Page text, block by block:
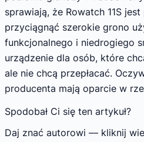
sprawiają, że Rowatch 11S
przyciągnąć szerokie grono
funkcjonalnego i niedrogiego
urządzenie dla osób, które
ale nie chcą przepłacać.
producenta mają oparcie w
Spodobał Ci się ten artykuł?
Daj znać autorowi — kliknij